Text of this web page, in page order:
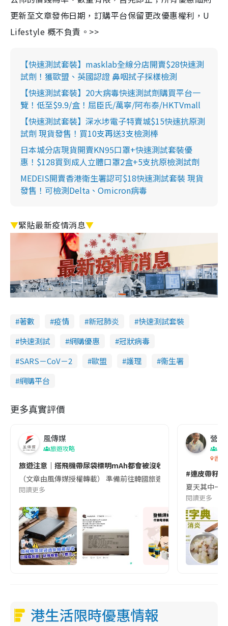
更新至文章發佈日期，訂購平台保留更改優惠權利，U
Lifestyle 概不負責。>>
【快速測試套裝】masklab全線分店開賣$28快速測
試劑！獲歐盟、英國認證 鼻咽拭子採樣檢測
【快速測試套裝】20大病毒快速測試劑購買平台一
覽！低至$9.9/盒！屈臣氏/萬寧/阿布泰/HKTVmall
【快速測試套裝】深水埗電子特賣城$15快速抗原測
試劑 現貨發售！買10支再送3支檢測棒
日本城分店現貨開賣KN95口罩+快速測試套裝優
惠！$128買到成人立體口罩2盒+5支抗原檢測試劑
MEDEIS開賣香港衛生署認可$18快速測試套裝 現貨
發售！可檢測Delta、Omicron病毒
▼緊貼最新疫情消息▼
著數 疫情 新冠肺炎
快速測試套裝
快速測試
網購優惠
冠狀病毒
SARS－CoV－2
歐盟 護理
衞生署
網購平台
更多真實評價
風傳媒
旅遊攻略
旅遊注意｜搭飛機帶尿袋標明mAh都會被沒收😱出發前切記檢查
（文章由風傳媒授權轉載） 準備前往韓國旅遊的民眾，近期要
閱讀更多
營養
香港
#連皮帶籽
夏天其中一
閱讀更多
港生活限時優惠情報